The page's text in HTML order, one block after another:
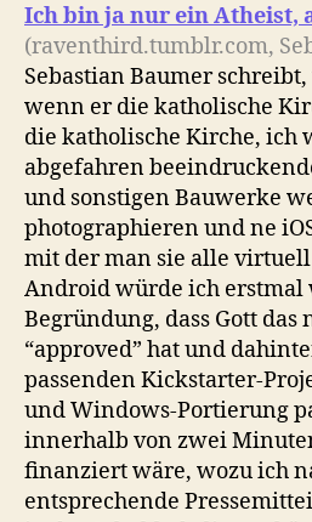
Ich bin ja nur ein Atheist,
(raventhird.tumblr.com,
Sebastian Baumer
wenn er die katholische
die katholische Kirche, ich
abgefahren
und sonstigen Bauwerke
photographieren und ne
mit der man sie alle
Android würde ich erstmal
Begründung, dass Gott das
“approved” hat und
passenden Kickstarter-
und Windows-Portierung
innerhalb von zwei
finanziert wäre, wozu ich
entsprechende